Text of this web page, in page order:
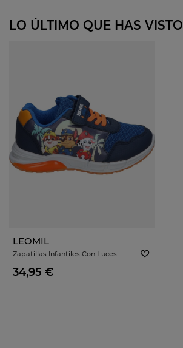
LO ÚLTIMO QUE HAS VISTO
LEOMIL
Zapatillas Infantiles Con Luces
LEOMIL PW012325 La Patrulla Canina
34,95 €